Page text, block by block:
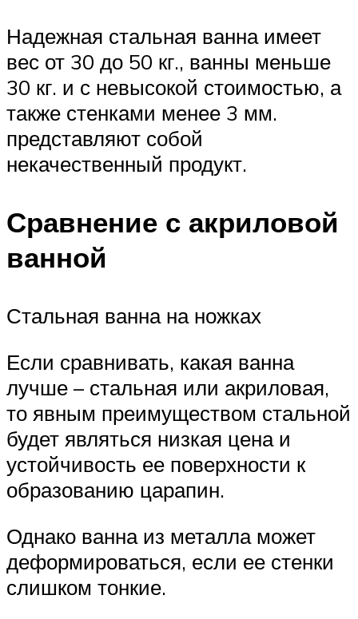
Надежная стальная ванна имеет
вес от 30 до 50 кг., ванны меньше
30 кг. и с невысокой стоимостью, а
также стенками менее 3 мм.
представляют собой
некачественный продукт.
Сравнение с акриловой
ванной
Стальная ванна на ножках
Если сравнивать, какая ванна
лучше – стальная или акриловая,
то явным преимуществом стальной
будет являться низкая цена и
устойчивость ее поверхности к
образованию царапин.
Однако ванна из металла может
деформироваться, если ее стенки
слишком тонкие.